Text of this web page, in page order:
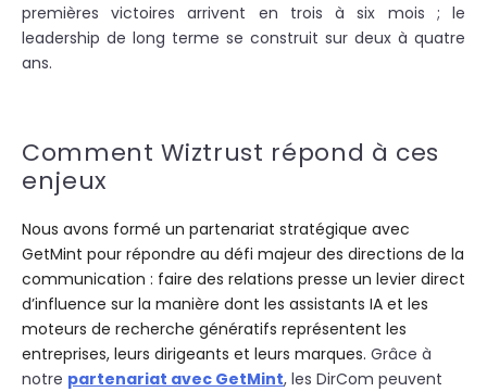
premières victoires arrivent en trois à six mois ; le
leadership de long terme se construit sur deux à quatre
ans.
Comment Wiztrust répond à ces
enjeux
Nous avons formé un partenariat stratégique avec
GetMint pour répondre au défi majeur des directions de la
communication : faire des relations presse un levier direct
d’influence sur la manière dont les assistants IA et les
moteurs de recherche génératifs représentent les
entreprises, leurs dirigeants et leurs marques. Grâce à
notre partenariat avec GetMint, les DirCom peuvent